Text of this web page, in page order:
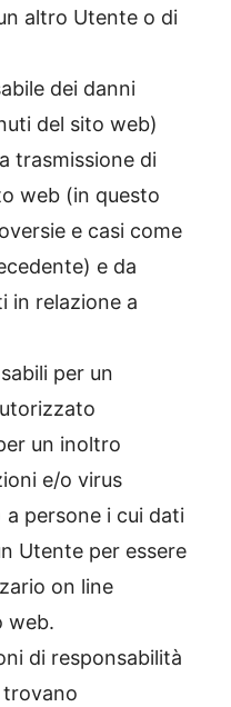
altro Utente o di
dei danni
del sito web)
trasmissione di
web (in questo
e casi come
e da
in relazione a
per un
un inoltro
e/o virus
persone i cui dati
Utente per essere
on line
web.
di responsabilità
trovano